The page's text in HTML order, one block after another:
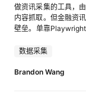
三方应用进行数据连接 ○ 支撑更多自定义数据应用场景 让ClkLog不仅
帮助企业分析数据，
分析能力升级：让用
析通常需要配置指标
用户可以更加简单、
做资讯采集的工具，
内容抓取。但金融资
壁垒。单靠
理架构，亮数据内
理标识发起，不用额外改解析脚本。 用
数据采集
Brandon Wang